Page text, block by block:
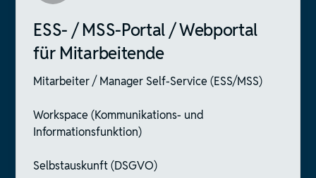
ESS- / MSS-Portal / Webportal
für Mitarbeitende
Mitarbeiter / Manager Self-Service (ESS/MSS)
Workspace (Kommunikations- und
Informationsfunktion)
Selbstauskunft (DSGVO)